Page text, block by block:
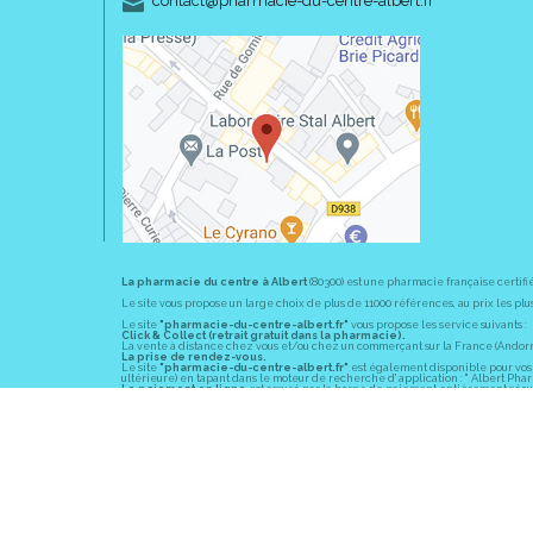
La pharmacie du centre à Albert(80300) est une pharmacie française
Le site vous propose un large choix de plus de 11000 références, au prix les
Le site "pharmacie-du-centre-albert.fr" vous propose les service suivants :
Click & Collect (retrait gratuit dans la pharmacie).
La vente à distance chez vous et/ou chez un commerçant sur la France
La prise de rendez-vous.
Le site "pharmacie-du-centre-albert.fr" est également disponible pour vos
ultérieure) en tapant dans le moteur de recherche d' application : " Albert
Le paiement en ligneest assuré par la borne de paiement entièrement